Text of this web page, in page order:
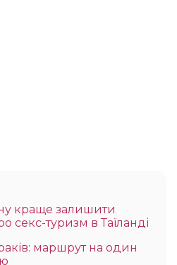
краще залишити
секс-туризм в Таїланді
маршрут на один